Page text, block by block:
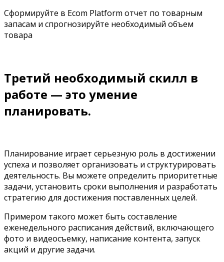
Сформируйте в Ecom Platform отчет по товарным
запасам и спрогнозируйте необходимый объем
товара
Третий необходимый скилл в
работе — это умение
планировать.
Планирование играет серьезную роль в достижении
успеха и позволяет организовать и структурировать
деятельность. Вы можете определить приоритетные
задачи, установить сроки выполнения и разработать
стратегию для достижения поставленных целей.
Примером такого может быть составление
еженедельного расписания действий, включающего
фото и видеосъемку, написание контента, запуск
акций и другие задачи.